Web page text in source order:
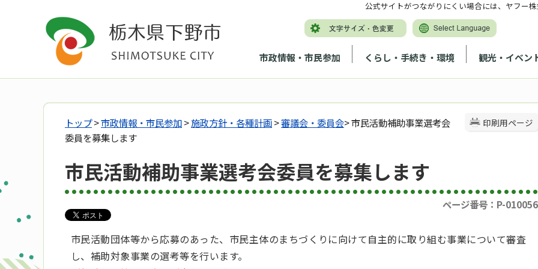
市政情報・市民参加 くらし・手続き・環境 観光・イベン
公式サイトがつながりにくい場合には、ヤフー
印刷用ページ
トップ>市政情報・市民参加>施政方針・各種計画>審議会・委員会> 市民活動補助事業選考会
委員を募集します
市民活動補助事業選考会委員を募集します
ページ番号：P-010056
市民活動団体等から応募のあった、市民主体のまちづくりに向けて自主的に取り組む事業について審査
し、補助対象事業の選考等を行います。